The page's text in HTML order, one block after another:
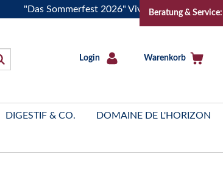
"Das Sommerfest 2026" Vive la Bourgogne..Tickets
Beratung &
Login Warenkorb
DIGESTIF & CO. DOMAINE DE L'HORIZON